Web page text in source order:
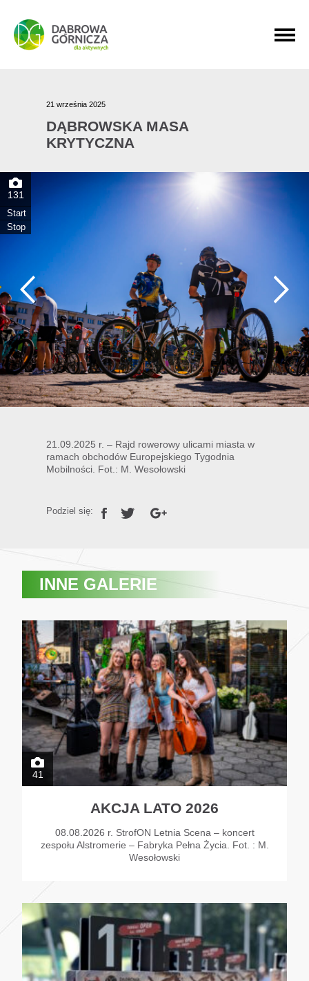
PRZEJDŹ DO MENU GŁÓWNEGO
PRZEJDŹ DO WYSZUKIWARKI
PRZEJDŹ DO TREŚCI
21 września 2025
DĄBROWSKA MASA
KRYTYCZNA
131
Start
Stop
21.09.2025 r. – Rajd rowerowy ulicami miasta w
ramach obchodów Europejskiego Tygodnia
Mobilności. Fot.: M. Wesołowski
Podziel się:
INNE GALERIE
41
AKCJA LATO 2026
08.08.2026 r. StrofON Letnia Scena – koncert
zespołu Alstromerie – Fabryka Pełna Życia. Fot. : M.
Wesołowski